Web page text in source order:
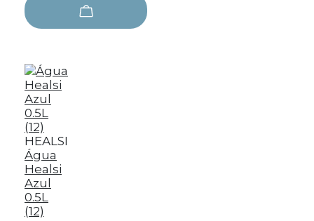
HEALSI
Água
Healsi
Azul
0.5L
(12)